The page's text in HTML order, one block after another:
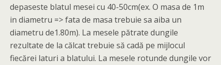
depaseste blatul mesei cu 40-50cm(ex. O masa de 1m
in diametru => fata de masa trebuie sa aiba un
diametru de1.80m). La mesele pătrate dungile
rezultate de la călcat trebuie să cadă pe mijlocul
fiecărei laturi a blatului. La mesele rotunde dungile vor